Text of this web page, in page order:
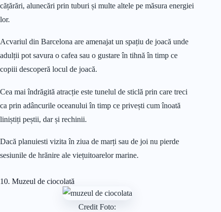
cățărări, alunecări prin tuburi și multe altele pe măsura energiei
lor.
Acvariul din Barcelona are amenajat un spațiu de joacă unde
adulții pot savura o cafea sau o gustare în tihnă în timp ce
copiii descoperă locul de joacă.
Cea mai îndrăgită atracție este tunelul de sticlă prin care treci
ca prin adâncurile oceanului în timp ce privești cum înoată
liniștiți peștii, dar și rechinii.
Dacă planuiesti vizita în ziua de marți sau de joi nu pierde
sesiunile de hrănire ale viețuitoarelor marine.
10. Muzeul de ciocolată
Credit Foto: